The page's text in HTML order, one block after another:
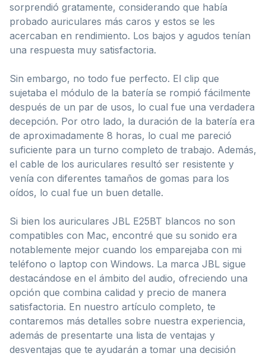
sorprendió gratamente, considerando que había
probado auriculares más caros y estos se les
acercaban en rendimiento. Los bajos y agudos tenían
una respuesta muy satisfactoria.
Sin embargo, no todo fue perfecto. El clip que
sujetaba el módulo de la batería se rompió fácilmente
después de un par de usos, lo cual fue una verdadera
decepción. Por otro lado, la duración de la batería era
de aproximadamente 8 horas, lo cual me pareció
suficiente para un turno completo de trabajo. Además,
el cable de los auriculares resultó ser resistente y
venía con diferentes tamaños de gomas para los
oídos, lo cual fue un buen detalle.
Si bien los auriculares JBL E25BT blancos no son
compatibles con Mac, encontré que su sonido era
notablemente mejor cuando los emparejaba con mi
teléfono o laptop con Windows. La marca JBL sigue
destacándose en el ámbito del audio, ofreciendo una
opción que combina calidad y precio de manera
satisfactoria. En nuestro artículo completo, te
contaremos más detalles sobre nuestra experiencia,
además de presentarte una lista de ventajas y
desventajas que te ayudarán a tomar una decisión